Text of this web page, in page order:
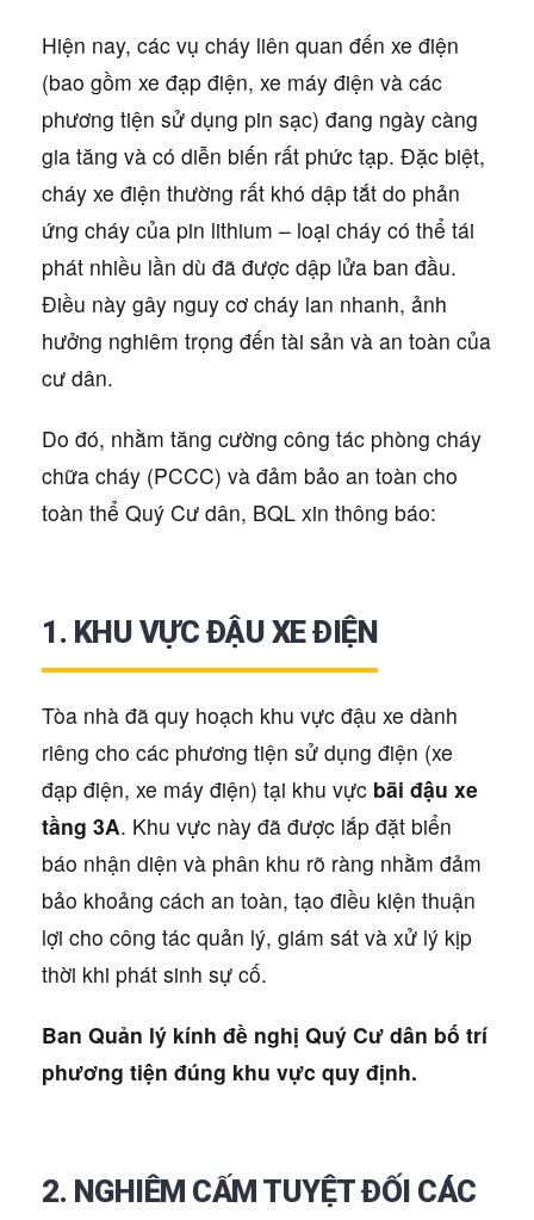
Hiện nay, các vụ cháy liên quan đến xe điện
(bao gồm xe đạp điện, xe máy điện và các
phương tiện sử dụng pin sạc) đang ngày càng
gia tăng và có diễn biến rất phức tạp. Đặc biệt,
cháy xe điện thường rất khó dập tắt do phản
ứng cháy của pin lithium – loại cháy có thể tái
phát nhiều lần dù đã được dập lửa ban đầu.
Điều này gây nguy cơ cháy lan nhanh, ảnh
hưởng nghiêm trọng đến tài sản và an toàn của
cư dân.
Do đó, nhằm tăng cường công tác phòng cháy
chữa cháy (PCCC) và đảm bảo an toàn cho
toàn thể Quý Cư dân, BQL xin thông báo:
1. KHU VỰC ĐẬU XE ĐIỆN
Tòa nhà đã quy hoạch khu vực đậu xe dành
riêng cho các phương tiện sử dụng điện (xe
đạp điện, xe máy điện) tại khu vực bãi đậu xe
tầng 3A. Khu vực này đã được lắp đặt biển
báo nhận diện và phân khu rõ ràng nhằm đảm
bảo khoảng cách an toàn, tạo điều kiện thuận
lợi cho công tác quản lý, giám sát và xử lý kịp
thời khi phát sinh sự cố.
Ban Quản lý kính đề nghị Quý Cư dân bố trí
phương tiện đúng khu vực quy định.
2. NGHIÊM CẤM TUYỆT ĐỐI CÁC